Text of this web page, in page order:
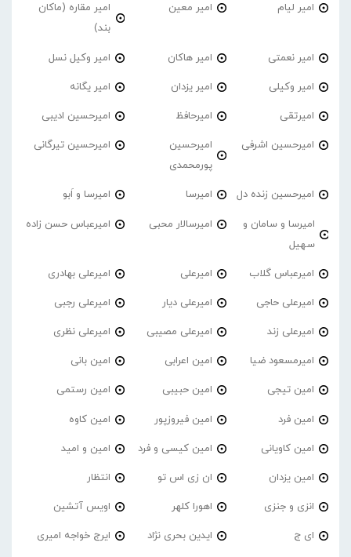
امیر لیام امیر معین
امیر مقاره (ماکان
بند)
امیر نعمتی امیر هاکان امیر وکیل نسل
امیر وکیلی امیر یزدان امیر یگانه
امیرتقی امیرحافظ امیرحسین ادیبی
امیرحسین اشرفی
امیرحسین
پورمحمدی
امیرحسین تیرگانی
امیرحسین زنده دل امیرسا امیرسا و اَبو
امیرسا و سامان و
سهیل
امیرسالار محبی امیرعباس حسن زاده
امیرعباس گلاب امیرعلی امیرعلی بهادری
امیرعلی حاجی امیرعلی دیار امیرعلی رجبی
امیرعلی زند امیرعلی مصیبی امیرعلی نظری
امیرمسعود ضیا امین اعرابی امین بانی
امین تیجی امین حبیبی امین رستمی
امین فرد امین فیروزپور امین کاوه
امین کاویانی امین کیسی و فرد امین و امید
امین یزدان ان زی اس تو انتظار
انزی و جنزی اهورا کلهر اویس آتشین
ای ج ایدین بحری نژاد ایرج خواجه امیری